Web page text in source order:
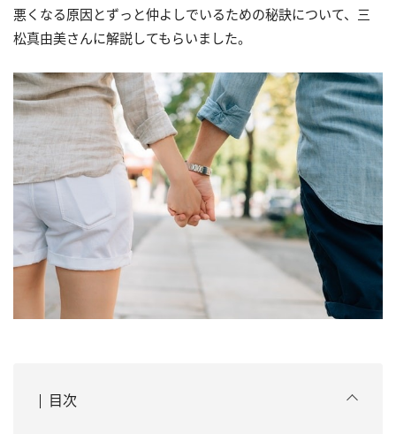
悪くなる原因とずっと仲よしでいるための秘訣について、三
松真由美さんに解説してもらいました。
目次